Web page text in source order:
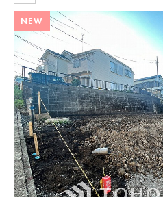
NEW